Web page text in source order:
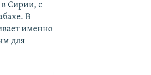
Сирии, с
В
именно
для